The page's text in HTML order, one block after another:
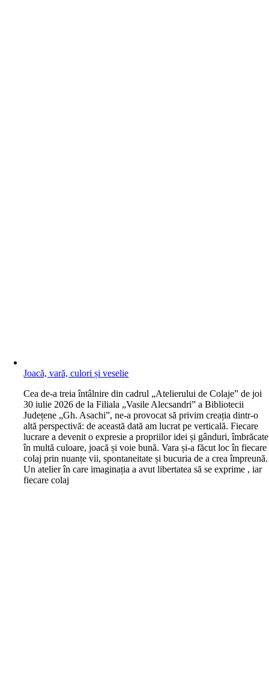
Joacă, vară, culori și veselie
Cea de-a treia întâlnire din cadrul „Atelierului de Colaje” de joi
30 iulie 2026 de la Filiala „Vasile Alecsandri” a Bibliotecii
Județene „Gh. Asachi”, ne-a provocat să privim creația dintr-o
altă perspectivă: de această dată am lucrat pe verticală. Fiecare
lucrare a devenit o expresie a propriilor idei și gânduri, îmbrăcate
în multă culoare, joacă și voie bună. Vara și-a făcut loc în fiecare
colaj prin nuanțe vii, spontaneitate și bucuria de a crea împreună.
Un atelier în care imaginația a avut libertatea să se exprime , iar
fiecare colaj